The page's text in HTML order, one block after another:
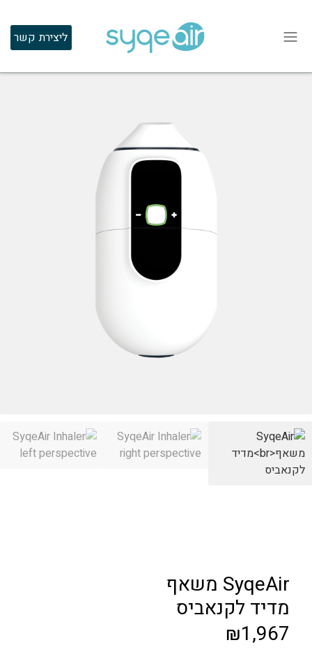
ליצירת קשר
SyqeAir משאף
מדיד לקנאביס
₪1,967